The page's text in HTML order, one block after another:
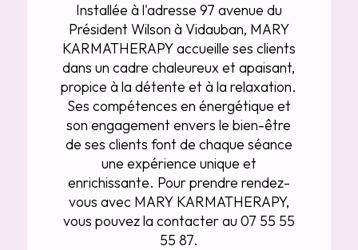
Installée à l'adresse 97 avenue du
Président Wilson à Vidauban, MARY
KARMATHERAPY accueille ses clients
dans un cadre chaleureux et apaisant,
propice à la détente et à la relaxation.
Ses compétences en énergétique et
son engagement envers le bien-être
de ses clients font de chaque séance
une expérience unique et
enrichissante. Pour prendre rendez-
vous avec MARY KARMATHERAPY,
vous pouvez la contacter au 07 55 55
55 87.